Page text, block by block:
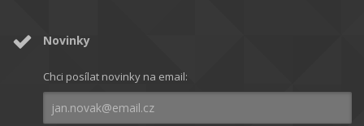
Novinky
Chci posílat novinky na email: